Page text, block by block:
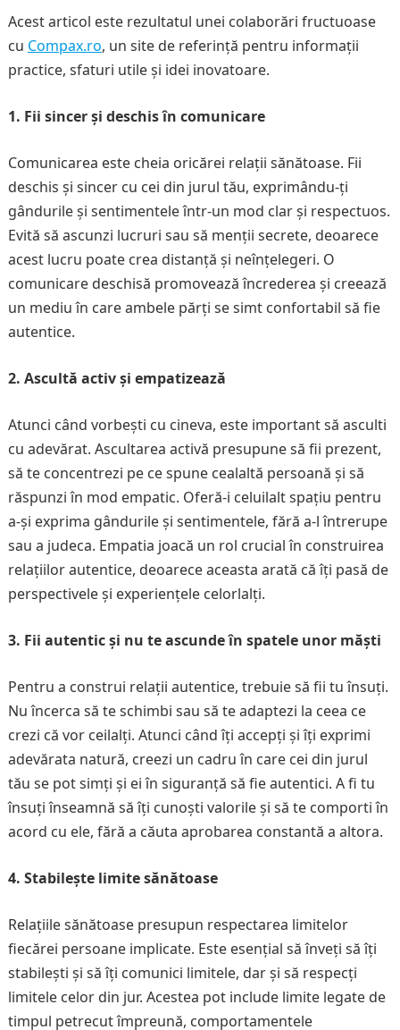
Acest articol este rezultatul unei colaborări fructuoase
cu Compax.ro, un site de referință pentru informații
practice, sfaturi utile și idei inovatoare.
1. Fii sincer și deschis în comunicare
Comunicarea este cheia oricărei relații sănătoase. Fii
deschis și sincer cu cei din jurul tău, exprimându-ți
gândurile și sentimentele într-un mod clar și respectuos.
Evită să ascunzi lucruri sau să menții secrete, deoarece
acest lucru poate crea distanță și neînțelegeri. O
comunicare deschisă promovează încrederea și creează
un mediu în care ambele părți se simt confortabil să fie
autentice.
2. Ascultă activ și empatizează
Atunci când vorbești cu cineva, este important să asculti
cu adevărat. Ascultarea activă presupune să fii prezent,
să te concentrezi pe ce spune cealaltă persoană și să
răspunzi în mod empatic. Oferă-i celuilalt spațiu pentru
a-și exprima gândurile și sentimentele, fără a-l întrerupe
sau a judeca. Empatia joacă un rol crucial în construirea
relațiilor autentice, deoarece aceasta arată că îți pasă de
perspectivele și experiențele celorlalți.
3. Fii autentic și nu te ascunde în spatele unor măști
Pentru a construi relații autentice, trebuie să fii tu însuți.
Nu încerca să te schimbi sau să te adaptezi la ceea ce
crezi că vor ceilalți. Atunci când îți accepți și îți exprimi
adevărata natură, creezi un cadru în care cei din jurul
tău se pot simți și ei în siguranță să fie autentici. A fi tu
însuți înseamnă să îți cunoști valorile și să te comporti în
acord cu ele, fără a căuta aprobarea constantă a altora.
4. Stabilește limite sănătoase
Relațiile sănătoase presupun respectarea limitelor
fiecărei persoane implicate. Este esențial să înveți să îți
stabilești și să îți comunici limitele, dar și să respecți
limitele celor din jur. Acestea pot include limite legate de
timpul petrecut împreună, comportamentele